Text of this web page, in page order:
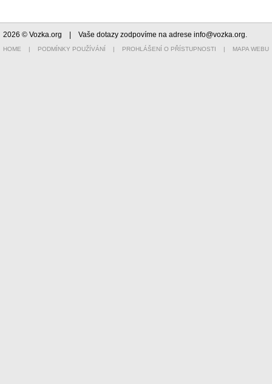
2026 © Vozka.org | Vaše dotazy zodpovíme na adrese info@vozka.org.
HOME | PODMÍNKY POUŽÍVÁNÍ | PROHLÁŠENÍ O PŘÍSTUPNOSTI | MAPA WEBU